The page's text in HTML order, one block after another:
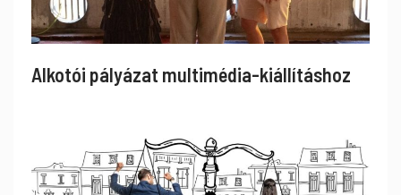
Alkotói pályázat multimédia-kiállításhoz